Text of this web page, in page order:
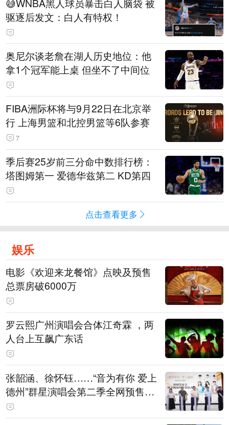
驱逐后发文：白人有特权！
奥尼尔谈老詹在湖人历史地位：他
拿1个冠军能上桌 但坐不了中间位
FIBA洲际杯将与9月22日在北京举
行 上海男篮和北控男篮等6队参赛
7
季后赛25岁前三分命中数排行榜：
塔图姆第一 爱德华兹第二 KD第四
点击查看更多
娱乐
电影《欢迎来龙餐馆》点映及预售
总票房破6000万
罗云熙广州演唱会合体江奇霖 ，两
人台上互飙广东话
张韶涵、徐怀钰……“音为有你 爱上
德州”群星演唱会第二季全网预售开
票